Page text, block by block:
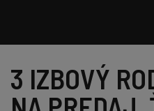
3 IZBOVÝ